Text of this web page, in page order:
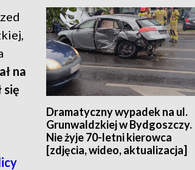
Dramatyczny wypadek na ul.
Grunwaldzkiej w Bydgoszczy.
Nie żyje 70-letni kierowca
[zdjęcia, wideo, aktualizacja]
na
się